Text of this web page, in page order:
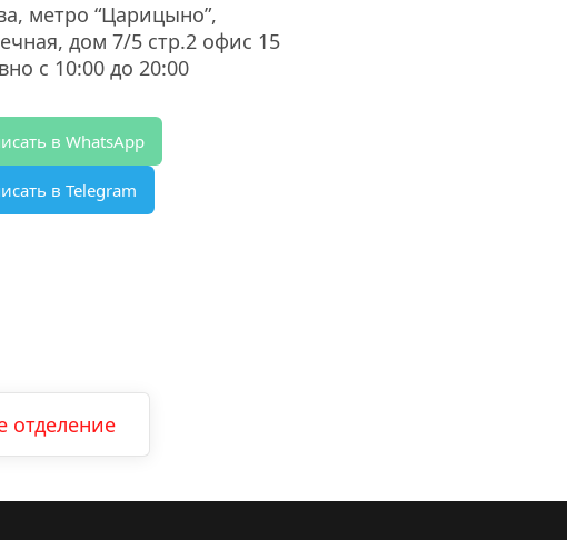
метро “Царицыно”,
дом 7/5 стр.2 офис 15
с 10:00 до 20:00
в WhatsApp
в Telegram
отделение